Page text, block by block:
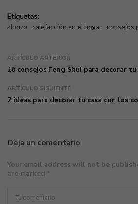
Etiquetas:
ahorro
calefacción en el hogar consejos
ARTÍCULO ANTERIOR
10 consejos Feng Shui para decorar
ARTÍCULO SIGUIENTE
7 ideas para decorar tu casa con los
Deja un comentario
Your email address will not be
are marked *